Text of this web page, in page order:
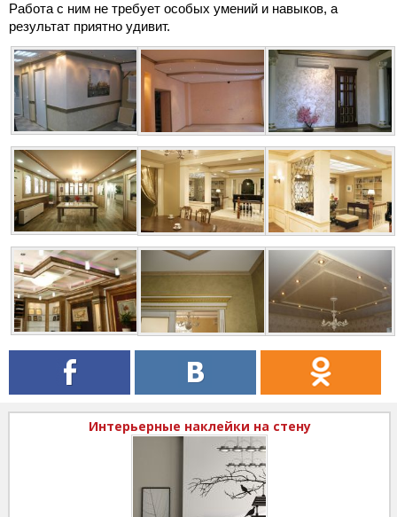
Работа с ним не требует особых умений и навыков, а
результат приятно удивит.
Интерьерные наклейки на стену